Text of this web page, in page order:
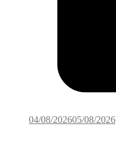
04/08/202605/08/2026